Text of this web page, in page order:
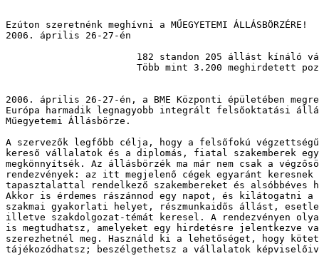
Ezúton szeretnénk meghívni a MŰEGYETEMI ÁLLÁSBÖRZÉRE!
2006. április 26-27-én
182 standon 205 állást kínáló
Több mint 3.200 meghirdetett
2006. április 26-27-én, a BME Központi épületében
Európa harmadik legnagyobb integrált felsőoktatási
Műegyetemi Állásbörze.
A szervezők legfőbb célja, hogy a felsőfokú végzettségű
kereső vállalatok és a diplomás, fiatal szakemberek
megkönnyítsék. Az állásbörzék ma már nem csak a
rendezvények: az itt megjelenő cégek egyaránt keresnek
tapasztalattal rendelkező szakembereket és
Akkor is érdemes rászánnod egy napot, és kilátogatni a
szakmai gyakorlati helyet, részmunkaidős állást,
illetve szakdolgozat-témát keresel. A rendezvényen
is megtudhatsz, amelyeket egy hirdetésre jelentkezve
szerezhetnél meg. Használd ki a lehetőséget, hogy
tájékozódhatsz; beszélgethetsz a vállalatok